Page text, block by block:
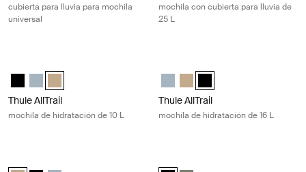
cubierta para lluvia para mochila
universal
mochila con cubierta para lluvia de
25 L
Thule AllTrail Hydration Pack 10L Negro
Thule AllTrail Hydration Pack 10L Azul de estanque
Thule AllTrail Hydration Pack 10L Caqui claro (selected)
Thule AllTrail
mochila de hidratación de 10 L
Thule AllTrail Daypack 16L Azul
Thule AllTrail Daypack 16L
Thule AllTrail Daypack
Thule AllTrail
mochila de hidratación de 16 L
Thule AllTrail Daypack 22L Caqui claro (selected)
Thule AllTrail Daypack 22L Negro
Thule AllTrail Daypack 22L Azul de estanque
Thule Paramount crossbody 2L
Thule Paramount crossbody